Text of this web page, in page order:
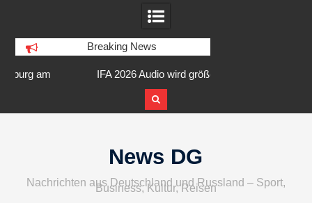
Breaking News
IFA 2026 Audio wird größer,
internationaler und vielfältiger
News DG
Nachrichten aus Deutschland und Russland – Sport,
Business, Kultur, Reisen